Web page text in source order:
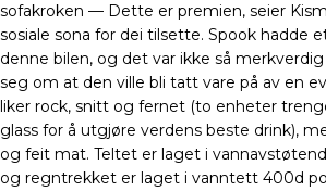
sofakroken — Dette er premien, seier
sosiale sona for dei tilsette. Spook hadde
denne bilen, og det var ikke så
seg om at den ville bli tatt vare på av en
liker rock, snitt og fernet (to enheter
glass for å utgjøre verdens beste drink),
og feit mat. Teltet er laget i
og regntrekket er laget i vanntett 400d